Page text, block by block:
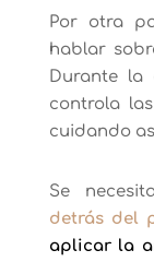
Por otra
hablar
Durante la
controla
cuidando
Se
detrás del
aplicar la